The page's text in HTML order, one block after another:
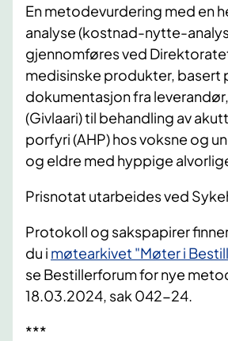
En metodevurdering med en
analyse (kostnad-nytte-
gjennomføres ved
medisinske produkter, basert
dokumentasjon fra
(Givlaari) til behandling av
porfyri (AHP) hos voksne og
og eldre med hyppige
Prisnotat utarbeides ved
Protokoll og sakspapirer
du i møtearkivet "Møter i
se Bestillerforumfor nye
18.03.2024, sak 042-24.
***